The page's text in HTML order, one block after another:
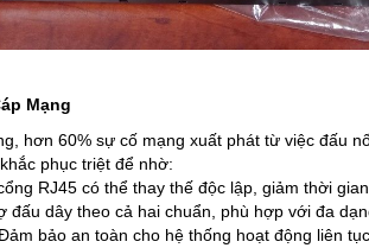
Mạng
hơn 60% sự cố mạng xuất phát từ việc đấu
phục triệt để nhờ:
RJ45 có thể thay thế độc lập, giảm thời
đấu dây theo cả hai chuẩn, phù hợp với đa
bảo an toàn cho hệ thống hoạt động liên